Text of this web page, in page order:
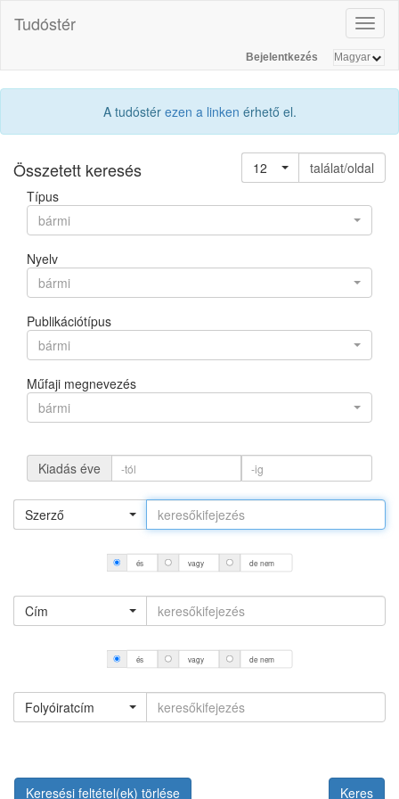
Tudóstér
Bejelentkezés
A tudóstér ezen a linken érhető el.
Összetett keresés 12
találat/oldal
Típus
bármi
Nyelv
bármi
Publikációtípus
bármi
Műfaji megnevezés
bármi
Kiadás éve
Szerző
és vagy de nem
Cím
és vagy de nem
Folyóiratcím
Keresési feltétel(ek) törlése